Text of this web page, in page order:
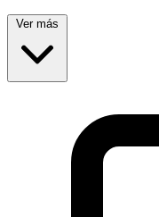
Ver más